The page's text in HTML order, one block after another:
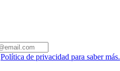
Política de privacidad para saber más.